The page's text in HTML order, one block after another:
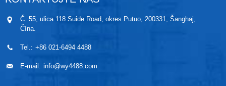
naplnené neaktívnym vzduchom, čo je veľmi
bezpečné pri ovládaní.
Č. 55, ulica 118 Suide Road, okres Putuo, 200331, Šanghaj,
Čína.
Tel.: +86 021-6494 4488
E-mail: info@wy4488.com